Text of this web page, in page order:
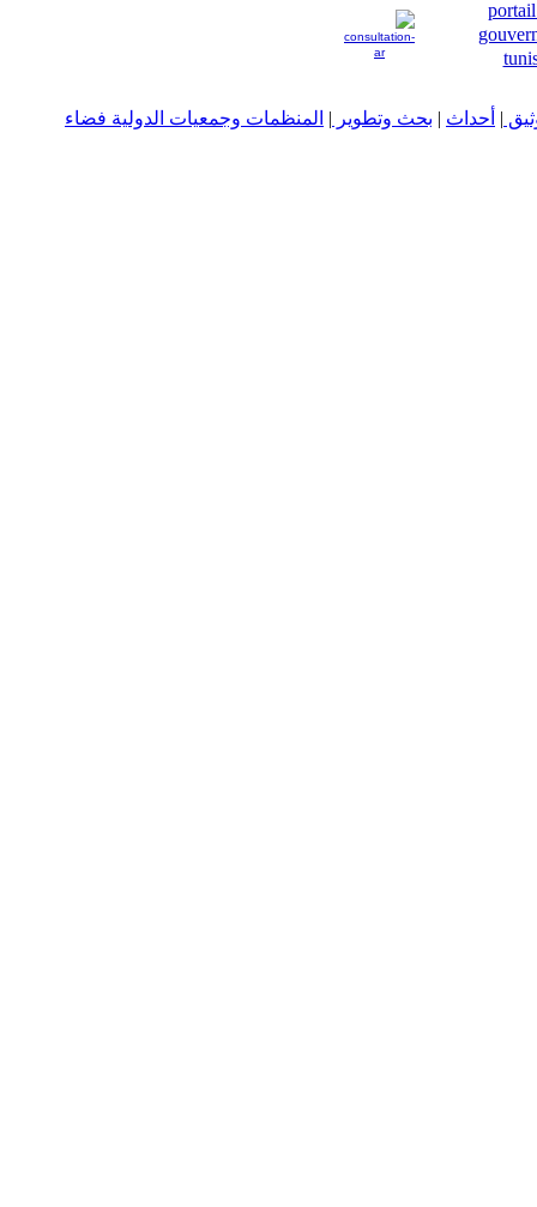
| أحداث| بحث وتطوير المنظمات وجمعيات الدوليةفضاء